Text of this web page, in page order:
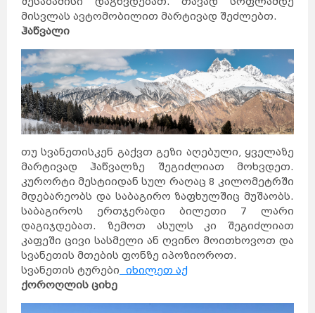
მისვლას ავტომობილით მარტივად შეძლებთ.
ჰაწვალი
თუ სვანეთისკენ გაქვთ გეზი აღებული, ყველაზე
მარტივად ჰაწვალზე შეგიძლიათ მოხვდეთ.
კურორტი მესტიიდან სულ რაღაც 8 კილომეტრში
მდებარეობს და საბაგირო ზაფხულშიც მუშაობს.
საბაგიროს ერთჯერადი ბილეთი 7 ლარი
დაგიჯდებათ. ზემოთ ასულს კი შეგიძლიათ
კაფეში ცივი სასმელი ან ღვინო მოითხოვოთ და
სვანეთის მთების ფონზე იპოზიოროთ.
სვანეთის ტურები იხილეთ აქ
ქოროღლის ციხე